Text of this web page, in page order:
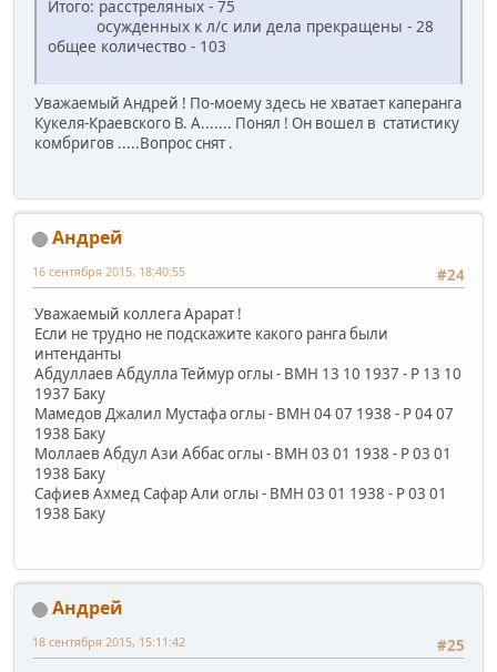
Итого: расстреляных - 75
осужденных к л/с или дела прекращены - 28
общее количество - 103
Уважаемый Андрей ! По-моему здесь не хватает каперанга
Кукеля-Краевского В. А....... Понял ! Он вошел в статистику
комбригов .....Вопрос снят .
Андрей
#24
16 сентября 2015, 18:40:55
Уважаемый коллега Арарат !
Если не трудно не подскажите какого ранга были
интенданты
Абдуллаев Абдулла Теймур оглы - ВМН 13 10 1937 - Р 13 10
1937 Баку
Мамедов Джалил Мустафа оглы - ВМН 04 07 1938 - Р 04 07
1938 Баку
Моллаев Абдул Ази Аббас оглы - ВМН 03 01 1938 - Р 03 01
1938 Баку
Сафиев Ахмед Сафар Али оглы - ВМН 03 01 1938 - Р 03 01
1938 Баку
Андрей
#25
18 сентября 2015, 15:11:42